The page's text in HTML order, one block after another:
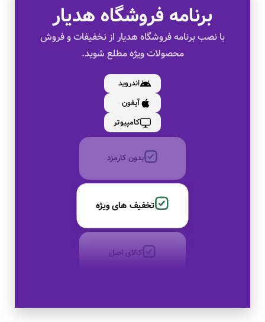
برنامه فروشگاه هدیار
با نصب برنامه فروشگاه هدیار از نخفیفات و فروش
محصولات ویژه مطلع شوید.
اندروید
آیفون
کامپیوتر
تخفیف های ویژه
کالای اصل
به صورت اقساط
بدون کارمزد
تخفیف های ویژه
کالای اصل